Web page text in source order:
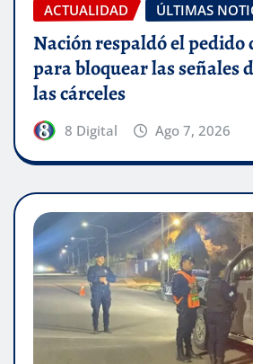
ACTUALIDAD ÚLTIMAS
Nación respaldó el pedido
para bloquear las señales
las cárceles
8 Digital Ago 7, 2026